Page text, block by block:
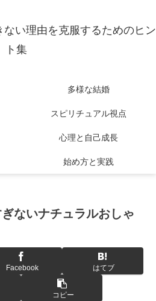
い理由を克服するためのヒン
ト集
多様な結婚
スピリチュアル視点
心理と自己成長
始め方と実践
ないナチュラルおしゃ
Facebook はてブ
コピー